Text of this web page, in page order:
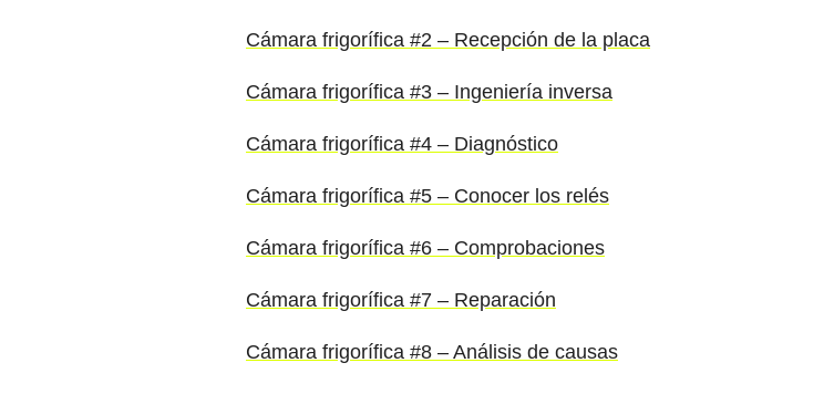
Cámara frigorífica #2 – Recepción de la placa
Cámara frigorífica #3 – Ingeniería inversa
Cámara frigorífica #4 – Diagnóstico
Cámara frigorífica #5 – Conocer los relés
Cámara frigorífica #6 – Comprobaciones
Cámara frigorífica #7 – Reparación
Cámara frigorífica #8 – Análisis de causas